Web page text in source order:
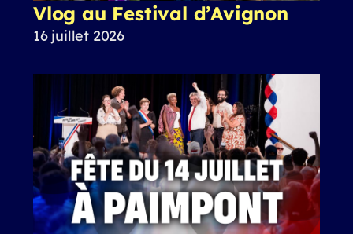
Vlog au Festival d’Avignon
16 juillet 2026